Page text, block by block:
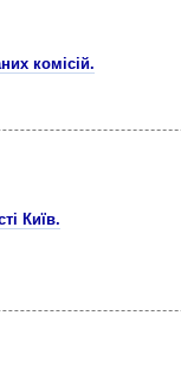
комісій.
Київ.